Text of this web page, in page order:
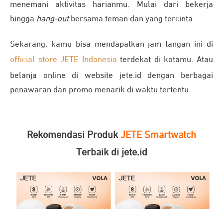
menemani aktivitas harianmu. Mulai dari bekerja
hingga hang-outbersama teman dan yang tercinta.
Sekarang, kamu bisa mendapatkan jam tangan ini di
official store JETE Indonesia terdekat di kotamu. Atau
belanja online di website jete.id dengan berbagai
penawaran dan promo menarik di waktu tertentu.
Rekomendasi Produk JETE Smartwatch
Terbaik di jete.id